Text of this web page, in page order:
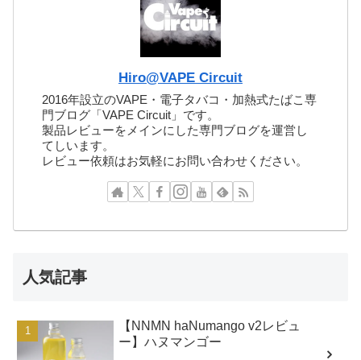
Hiro@VAPE Circuit
2016年設立のVAPE・電子タバコ・加熱式たばこ専
門ブログ「VAPE Circuit」です。
製品レビューをメインにした専門ブログを運営し
てしいます。
レビュー依頼はお気軽にお問い合わせください。
人気記事
【NNMN haNumango v2レビュ
ー】ハヌマンゴー